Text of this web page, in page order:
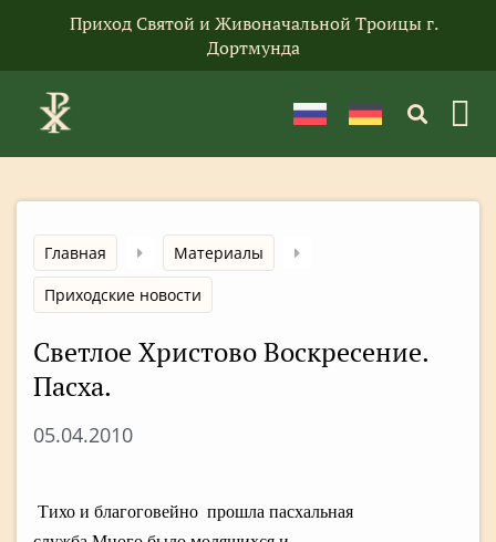
Приход Святой и Живоначальной Троицы г.
Дортмунда
Главная
Материалы
Приходские новости
Светлое Христово Воскресение.
Пасха.
05.04.2010
Тихо и благоговейно прошла пасхальная